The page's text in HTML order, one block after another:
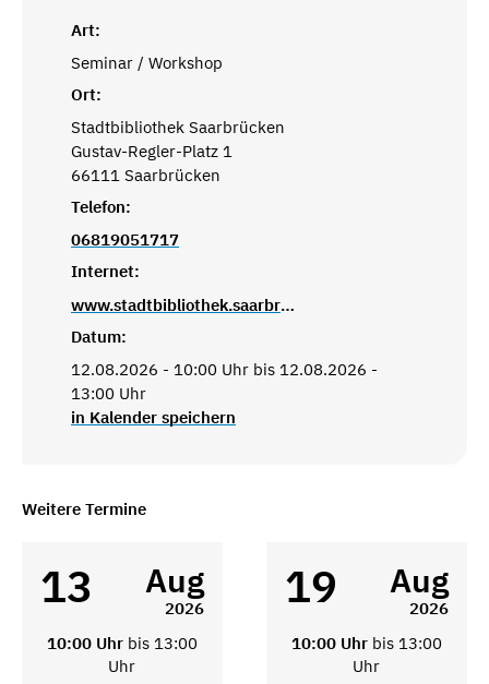
Art:
Seminar / Workshop
Ort:
Stadtbibliothek Saarbrücken
Gustav-Regler-Platz 1
66111 Saarbrücken
Telefon:
06819051717
Internet:
www.stadtbibliothek.saarbruecken.de
Datum:
12.08.2026 - 10:00 Uhr bis 12.08.2026 -
13:00 Uhr
in Kalender speichern
Weitere Termine
13 Aug
2026
10:00 Uhr bis 13:00
Uhr
19 Aug
2026
10:00 Uhr bis 13:00
Uhr